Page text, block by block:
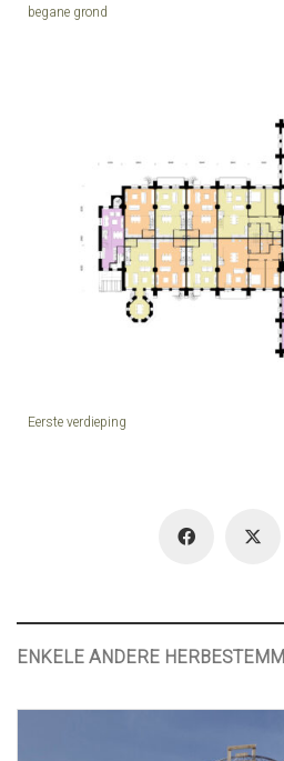
begane grond
Eerste verdieping
ENKELE ANDERE